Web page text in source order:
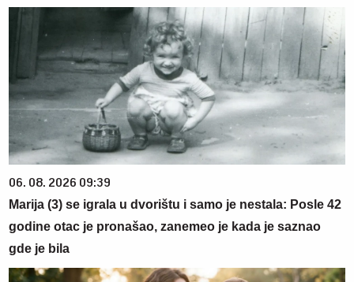
06. 08. 2026 09:39
Marija (3) se igrala u dvorištu i samo je nestala: Posle 42
godine otac je pronašao, zanemeo je kada je saznao
gde je bila